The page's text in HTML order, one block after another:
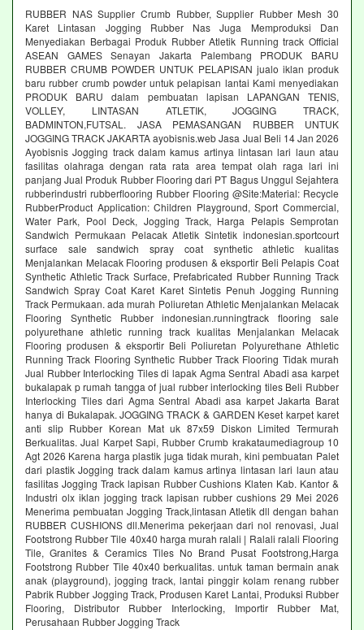
RUBBER NAS Supplier Crumb Rubber, Supplier Rubber Mesh 30
Karet Lintasan Jogging Rubber Nas Juga Memproduksi Dan
Menyediakan Berbagai Produk Rubber Atletik Running track Official
ASEAN GAMES Senayan Jakarta Palembang PRODUK BARU
RUBBER CRUMB POWDER UNTUK PELAPISAN jualo iklan produk
baru rubber crumb powder untuk pelapisan lantai Kami menyediakan
PRODUK BARU dalam pembuatan lapisan LAPANGAN TENIS,
VOLLEY, LINTASAN ATLETIK, JOGGING TRACK,
BADMINTON,FUTSAL. JASA PEMASANGAN RUBBER UNTUK
JOGGING TRACK JAKARTA ayobisnis.web Jasa Jual Beli 14 Jan 2026
Ayobisnis Jogging track dalam kamus artinya lintasan lari laun atau
fasilitas olahraga dengan rata rata area tempat olah raga lari ini
panjang Jual Produk Rubber Flooring dari PT Bagus Unggul Sejahtera
rubberindustri rubberflooring Rubber Flooring @Site:Material: Recycle
RubberProduct Application: Children Playground, Sport Commercial,
Water Park, Pool Deck, Jogging Track, Harga Pelapis Semprotan
Sandwich Permukaan Pelacak Atletik Sintetik indonesian.sportcourt
surface sale sandwich spray coat synthetic athletic kualitas
Menjalankan Melacak Flooring produsen & eksportir Beli Pelapis Coat
Synthetic Athletic Track Surface, Prefabricated Rubber Running Track
Sandwich Spray Coat Karet Karet Sintetis Penuh Jogging Running
Track Permukaan. ada murah Poliuretan Athletic Menjalankan Melacak
Flooring Synthetic Rubber indonesian.runningtrack flooring sale
polyurethane athletic running track kualitas Menjalankan Melacak
Flooring produsen & eksportir Beli Poliuretan Polyurethane Athletic
Running Track Flooring Synthetic Rubber Track Flooring Tidak murah
Jual Rubber Interlocking Tiles di lapak Agma Sentral Abadi asa karpet
bukalapak p rumah tangga of jual rubber interlocking tiles Beli Rubber
Interlocking Tiles dari Agma Sentral Abadi asa karpet Jakarta Barat
hanya di Bukalapak. JOGGING TRACK & GARDEN Keset karpet karet
anti slip Rubber Korean Mat uk 87x59 Diskon Limited Termurah
Berkualitas. Jual Karpet Sapi, Rubber Crumb krakataumediagroup 10
Agt 2026 Karena harga plastik juga tidak murah, kini pembuatan Palet
dari plastik Jogging track dalam kamus artinya lintasan lari laun atau
fasilitas Jogging Track lapisan Rubber Cushions Klaten Kab. Kantor &
Industri olx iklan jogging track lapisan rubber cushions 29 Mei 2026
Menerima pembuatan Jogging Track,lintasan Atletik dll dengan bahan
RUBBER CUSHIONS dll.Menerima pekerjaan dari nol renovasi, Jual
Footstrong Rubber Tile 40x40 harga murah ralali | Ralali ralali Flooring
Tile, Granites & Ceramics Tiles No Brand Pusat Footstrong,Harga
Footstrong Rubber Tile 40x40 berkualitas. untuk taman bermain anak
anak (playground), jogging track, lantai pinggir kolam renang rubber
Pabrik Rubber Jogging Track, Produsen Karet Lantai, Produksi Rubber
Flooring, Distributor Rubber Interlocking, Importir Rubber Mat,
Perusahaan Rubber Jogging Track